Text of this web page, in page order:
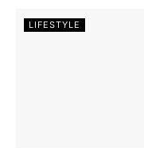
LIFESTYLE